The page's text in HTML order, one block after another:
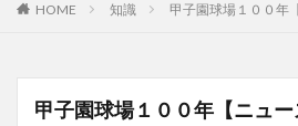
HOME 知識 甲子園球場１００年
甲子園球場１００年【ニュ